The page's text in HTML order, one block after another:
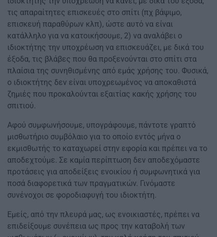
τις απαραίτητες επισκευές στο σπίτι (πχ βάψιμο,
επισκευή παραθύρων κλπ), ώστε αυτό να είναι
κατάλληλο για να κατοικήσουμε, 2) να αναλάβει ο
ιδιοκτήτης την υποχρέωση να επισκευάζει, με δικά του
έξοδα, τις βλάβες που θα προξενούνται στο σπίτι στα
πλαίσια της συνηθισμένης από εμάς χρήσης του. Φυσικά,
ο ιδιοκτήτης δεν είναι υποχρεωμένος να αποκαθιστά
ζημιές που προκαλούνται εξαιτίας κακής χρήσης του
σπιτιού.
Αφού συμφωνήσουμε, υπογράφουμε, πάντοτε γραπτό
μισθωτήριο συμβόλαιο για το οποίο εντός μήνα ο
εκμισθωτής το καταχωρεί στην εφορία και πρέπει να το
αποδεχτούμε. Σε καμία περίπτωση δεν αποδεχόμαστε
προτάσεις για αποδείξεις ενοικίου ή συμφωνητικά για
ποσά διαφορετικά των πραγματικών. Γινόμαστε
συνένοχοι σε φοροδιαφυγή του ιδιοκτήτη.
Εμείς, από την πλευρά μας, ως ενοικιαστές, πρέπει να
επιδείξουμε συνέπεια ως προς την καταβολή των